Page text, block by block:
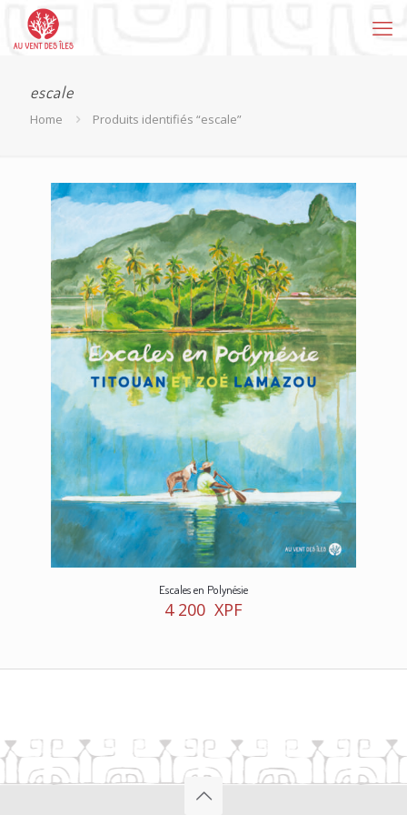
escale
Home Produits identifiés “escale”
Escales en Polynésie
4 200 XPF